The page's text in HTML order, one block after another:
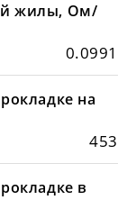
жилы, Ом/
0.0991
на
453
в